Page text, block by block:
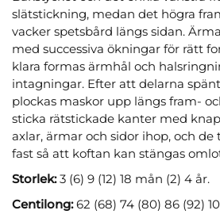
slätstickning, medan det högra
vacker spetsbård längs sidan.
med successiva ökningar för rätt
klara formas ärmhål och
intagningar. Efter att delarna
plockas maskor upp längs fram-
sticka rätstickade kanter med
axlar, ärmar och sidor ihop, och de
fast så att koftan kan stängas
Storlek:3 (6) 9 (12) 18 mån (2) 4 år.
Centilong:62 (68) 74 (80) 86 (92)